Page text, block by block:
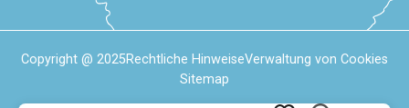
Copyright @ 2025Rechtliche HinweiseVerwaltung von Cookies
Sitemap